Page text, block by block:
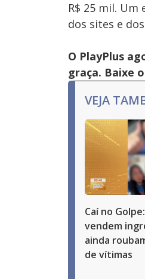
R$ 25 mil.
dos sites e
O PlayPlus
graça. Baixe
VEJA
Caí no
vendem
ainda
de vítimas